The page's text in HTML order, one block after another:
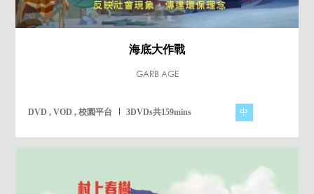
海底大作戰
GARB AGE
DVD , VOD , 校園平台 3DVDs共159mins 中